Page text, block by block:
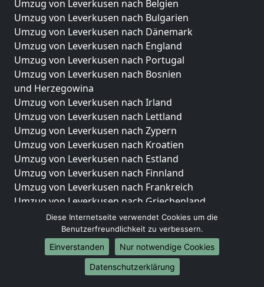
Umzug von Leverkusen nach Belgien
Umzug von Leverkusen nach Bulgarien
Umzug von Leverkusen nach Dänemark
Umzug von Leverkusen nach England
Umzug von Leverkusen nach Portugal
Umzug von Leverkusen nach Bosnien
und Herzegowina
Umzug von Leverkusen nach Irland
Umzug von Leverkusen nach Lettland
Umzug von Leverkusen nach Zypern
Umzug von Leverkusen nach Kroatien
Umzug von Leverkusen nach Estland
Umzug von Leverkusen nach Finnland
Umzug von Leverkusen nach Frankreich
Umzug von Leverkusen nach Griechenland
Umzug von Leverkusen nach Italien
Umzug von Leverkusen nach Liechtenstein
Umzug von Leverkusen nach Luxemburg
Umzug von Leverkusen nach Niederlande
Umzug von Leverkusen nach Norwegen
Diese Internetseite verwendet Cookies um die
Benutzerfreundlichkeit zu verbessern.
Einverstanden
Nur notwendige Cookies
Datenschutzerklärung